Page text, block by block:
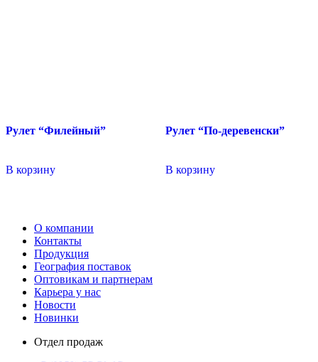
Рулет “Филейный”
В корзину
Рулет “По-деревенски”
В корзину
О компании
Контакты
Продукция
География поставок
Оптовикам и партнерам
Карьера у нас
Новости
Новинки
Отдел продаж